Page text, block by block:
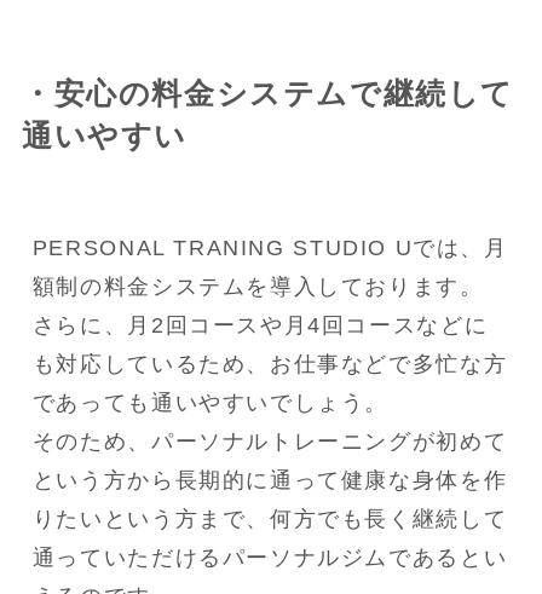
・安心の料金システムで継続して
通いやすい
PERSONAL TRANING STUDIO Uでは、月
額制の料金システムを導入しております。
さらに、月2回コースや月4回コースなどに
も対応しているため、お仕事などで多忙な方
であっても通いやすいでしょう。
そのため、パーソナルトレーニングが初めて
という方から長期的に通って健康な身体を作
りたいという方まで、何方でも長く継続して
通っていただけるパーソナルジムであるとい